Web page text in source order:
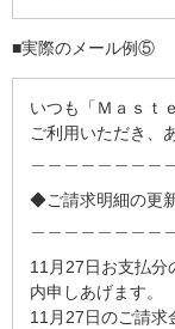
■実際のメール例⑤
いつも「Ｍａｓｔ
ご利用いただき、
◆ご請求明細の更
11月27日お支払分
内申しあげます。
11月27日のご請求